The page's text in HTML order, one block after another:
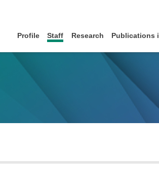
Profile Staff Research Publications